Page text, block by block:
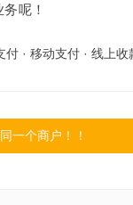
呢！
付 · 移动支付 · 线上收
一个商户！！